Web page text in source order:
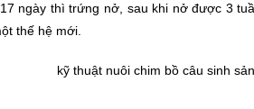
ngày thì trứng nở, sau khi nở được 3
thế hệ mới.